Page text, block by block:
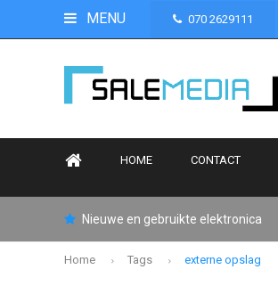
MENU 070 2629111
HOME CONTACT
Nieuwe en gebruikte elektronica
Home Tags externe opslag